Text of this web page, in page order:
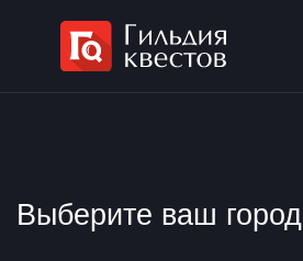
Выберите ваш город